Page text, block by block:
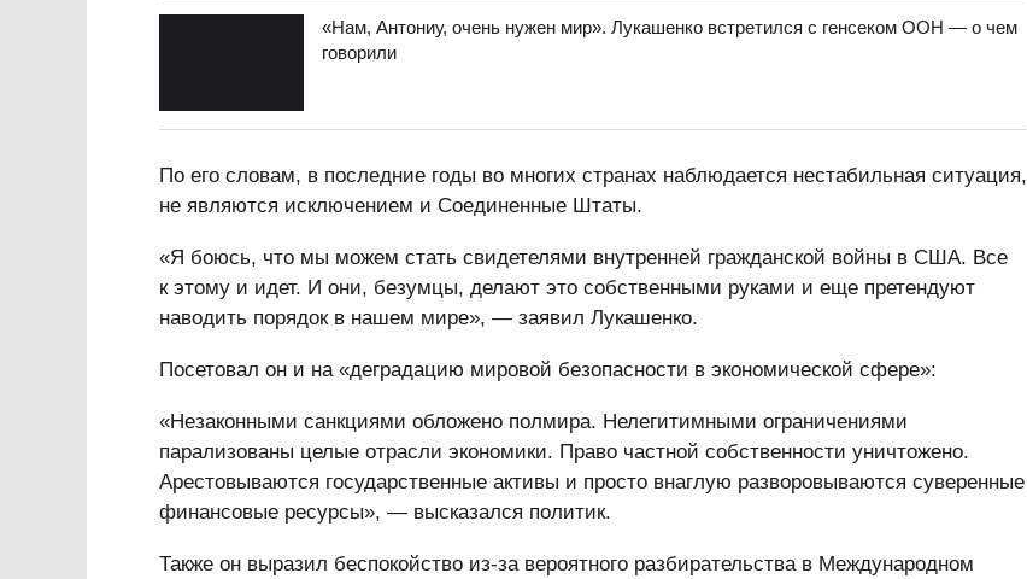
«Нам, Антониу, очень нужен мир». Лукашенко встретился с генсеком ООН — о чем
говорили
По его словам, в последние годы во многих странах наблюдается нестабильная ситуация,
не являются исключением и Соединенные Штаты.
«Я боюсь, что мы можем стать свидетелями внутренней гражданской войны в США. Все
к этому и идет. И они, безумцы, делают это собственными руками и еще претендуют
наводить порядок в нашем мире», — заявил Лукашенко.
Посетовал он и на «деградацию мировой безопасности в экономической сфере»:
«Незаконными санкциями обложено полмира. Нелегитимными ограничениями
парализованы целые отрасли экономики. Право частной собственности уничтожено.
Арестовываются государственные активы и просто внаглую разворовываются суверенные
финансовые ресурсы», — высказался политик.
Также он выразил беспокойство из-за вероятного разбирательства в Международном